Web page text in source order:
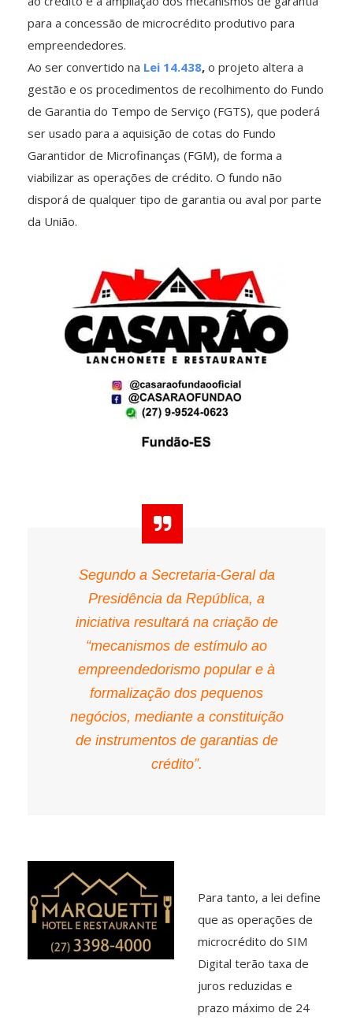
para a concessão de microcrédito produtivo para
empreendedores.
Ao ser convertido na Lei 14.438, o projeto altera a
gestão e os procedimentos de recolhimento do Fundo
de Garantia do Tempo de Serviço (FGTS), que poderá
ser usado para a aquisição de cotas do Fundo
Garantidor de Microfinanças (FGM), de forma a
viabilizar as operações de crédito. O fundo não
disporá de qualquer tipo de garantia ou aval por parte
da União.
Segundo a Secretaria-Geral da
Presidência da República, a
iniciativa resultará na criação de
“mecanismos de estímulo ao
empreendedorismo popular e à
formalização dos pequenos
negócios, mediante a constituição
de instrumentos de garantias de
crédito”.
Para tanto, a lei define
que as operações de
microcrédito do SIM
Digital terão taxa de
juros reduzidas e
prazo máximo de 24